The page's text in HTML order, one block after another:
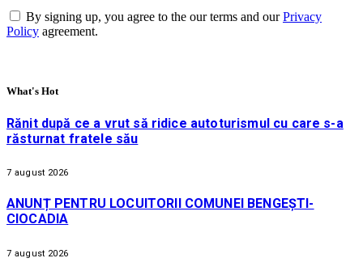
By signing up, you agree to the our terms and ourPrivacy
Policy agreement.
What's Hot
Rănit după ce a vrut să ridice autoturismul cu care s-a
răsturnat fratele său
7 august 2026
ANUNȚ PENTRU LOCUITORII COMUNEI BENGEȘTI-
CIOCADIA
7 august 2026